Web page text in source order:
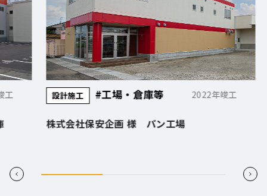
設計施工 #工場・倉庫等 2022年竣工
株式会社保安企画 様 パン工場